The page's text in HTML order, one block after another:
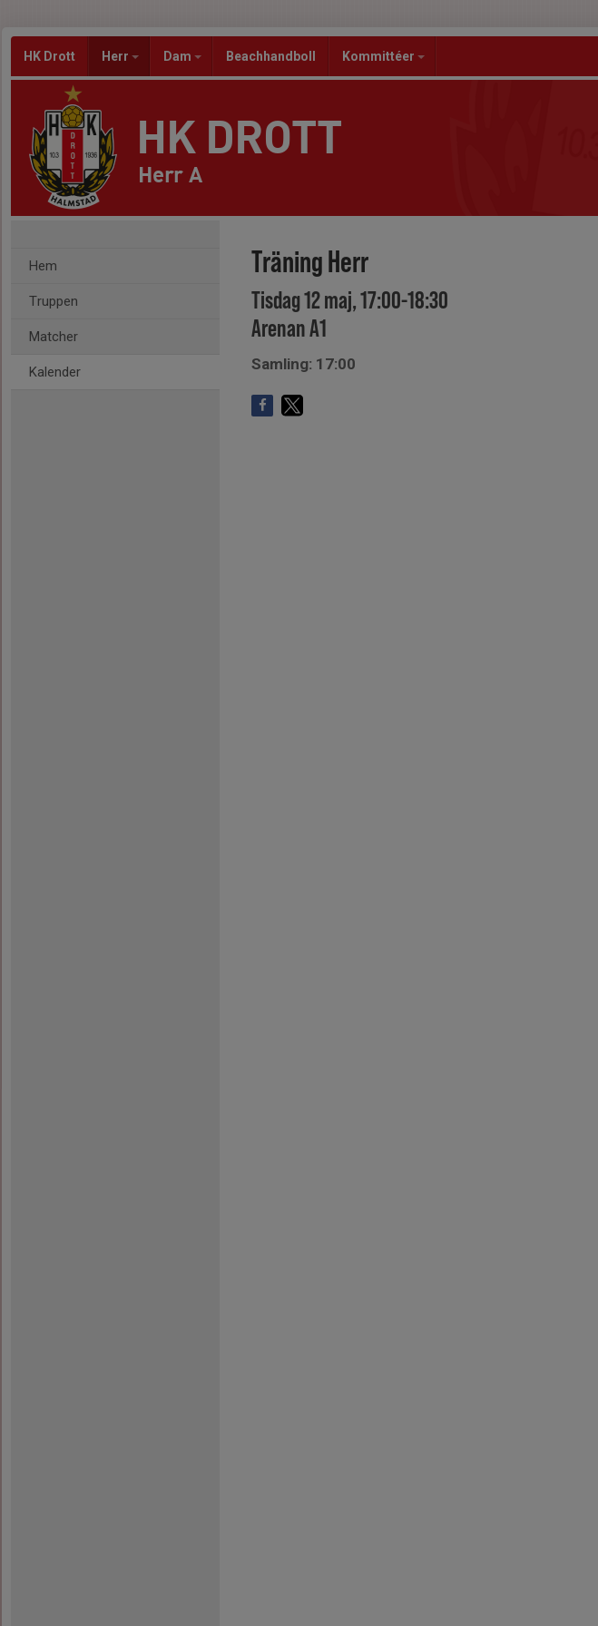
HK Drott Herr Dam Beachhandboll Kommittéer
HK DROTT
Herr A
Hem
Truppen
Matcher
Kalender
Träning Herr
Tisdag 12 maj, 17:00-18:30
Arenan A1
Samling: 17:00